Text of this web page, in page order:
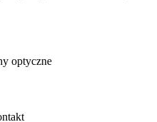
optyczne